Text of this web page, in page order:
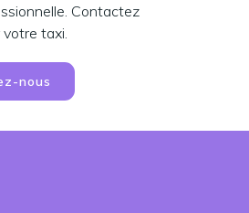
Contactez
taxi.
nous